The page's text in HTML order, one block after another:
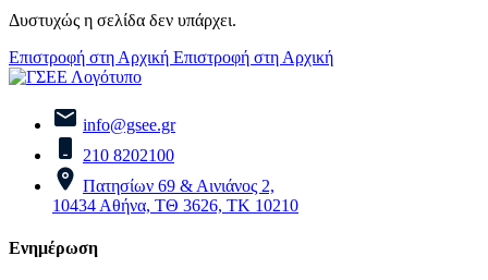
Δυστυχώς η σελίδα δεν υπάρχει.
Επιστροφή στη Αρχική Επιστροφή στη Αρχική
info@gsee.gr
210 8202100
Πατησίων 69 & Αινιάνος 2,
10434 Αθήνα, ΤΘ 3626, ΤΚ 10210
Ενημέρωση